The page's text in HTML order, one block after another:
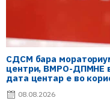
СДСМ бара
центри, ВМРО-ДПМНЕ
дата центар е во
08.08.2026